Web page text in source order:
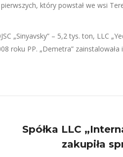
który powstał we wsi
„Sinyavsky” – 5,2 tys. ton, LLC
roku PP. „Demetra”
Spółka LLC
zakupiła